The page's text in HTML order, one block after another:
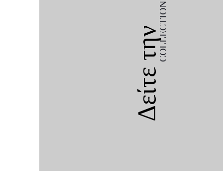
Δείτε τηνCOLLECTION